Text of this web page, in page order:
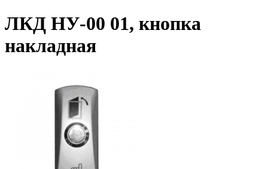
ЛКД НУ-00 01, кнопка
накладная